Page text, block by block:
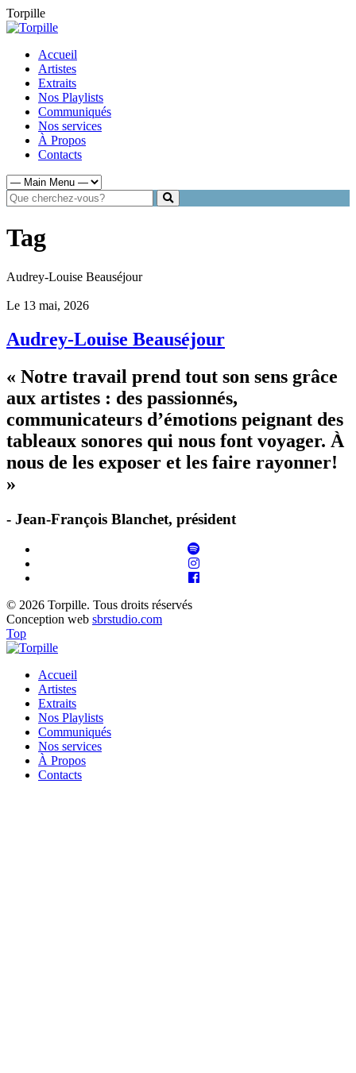
Torpille
Accueil
Artistes
Extraits
Nos Playlists
Communiqués
Nos services
À Propos
Contacts
Tag
Audrey-Louise Beauséjour
Le 13 mai, 2026
Audrey-Louise Beauséjour
« Notre travail prend tout son sens grâce
aux artistes : des passionnés,
communicateurs d’émotions peignant des
tableaux sonores qui nous font voyager. À
nous de les exposer et les faire rayonner!
»
- Jean-François Blanchet, président
© 2026 Torpille. Tous droits réservés
Conception web sbrstudio.com
Top
Accueil
Artistes
Extraits
Nos Playlists
Communiqués
Nos services
À Propos
Contacts